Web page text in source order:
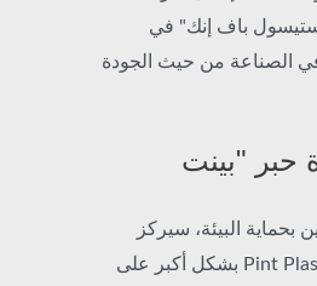
باف إنك" في
في الصناعة من حيث الجودة
حبر "بينت
بحماية البيئة، سيركز
التطوير المستقبلي لقاعدة حبر Pint Plastisol Puff Ink Base بشكل أكبر على